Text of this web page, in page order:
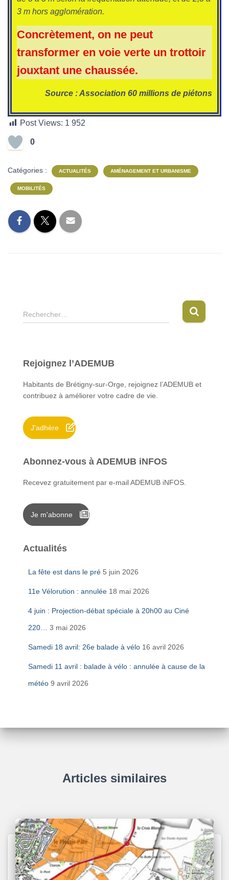
3 m hors agglomération.
Concrètement, on ne peut
transformer en voie verte un trottoir
jouxtant une chaussée.
Source : Association 60 millions de piétons
Post Views: 1 952
0
Catégories : ACTUALITÉS AMÉNAGEMENT ET URBANISME
MOBILITÉS
R
e
r
h
e
:
Rechercher…
Rejoignez l’ADEMUB
Habitants de Brétigny-sur-Orge, rejoignez l’ADEMUB et
contribuez à améliorer votre cadre de vie.
J'adhère
Abonnez-vous à ADEMUB iNFOS
Recevez gratuitement par e-mail ADEMUB iNFOS.
Je m'abonne
Actualités
La fête est dans le pré 5 juin 2026
11e Vélorution : annulée 18 mai 2026
4 juin : Projection-débat spéciale à 20h00 au Ciné
220… 3 mai 2026
Samedi 18 avril: 26e balade à vélo 16 avril 2026
Samedi 11 avril : balade à vélo : annulée à cause de la
météo 9 avril 2026
Articles similaires